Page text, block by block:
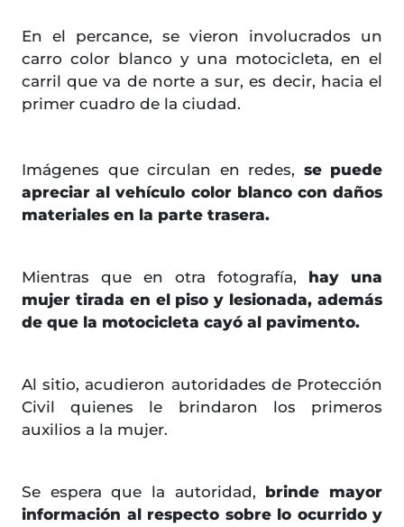
En el percance, se vieron involucrados un
carro color blanco y una motocicleta, en el
carril que va de norte a sur, es decir, hacia el
primer cuadro de la ciudad.
Imágenes que circulan en redes, se puede
apreciar al vehículo color blanco con daños
materiales en la parte trasera.
Mientras que en otra fotografía, hay una
mujer tirada en el piso y lesionada, además
de que la motocicleta cayó al pavimento.
Al sitio, acudieron autoridades de Protección
Civil quienes le brindaron los primeros
auxilios a la mujer.
Se espera que la autoridad, brinde mayor
información al respecto sobre lo ocurrido y